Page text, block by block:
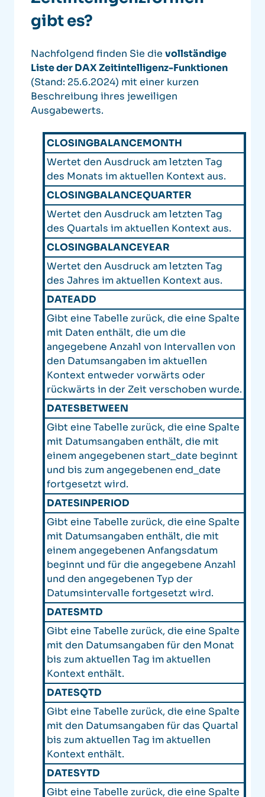
gibt es?
Nachfolgend finden Sie die vollständige
Liste der DAX Zeitintelligenz-Funktionen
(Stand: 25.6.2024) mit einer kurzen
Beschreibung ihres jeweiligen
Ausgabewerts.
CLOSINGBALANCEMONTH
Wertet den Ausdruck am letzten Tag
des Monats im aktuellen Kontext aus.
CLOSINGBALANCEQUARTER
Wertet den Ausdruck am letzten Tag
des Quartals im aktuellen Kontext aus.
CLOSINGBALANCEYEAR
Wertet den Ausdruck am letzten Tag
des Jahres im aktuellen Kontext aus.
DATEADD
Gibt eine Tabelle zurück, die eine Spalte
mit Daten enthält, die um die
angegebene Anzahl von Intervallen von
den Datumsangaben im aktuellen
Kontext entweder vorwärts oder
rückwärts in der Zeit verschoben wurde.
DATESBETWEEN
Gibt eine Tabelle zurück, die eine Spalte
mit Datumsangaben enthält, die mit
einem angegebenen start_date beginnt
und bis zum angegebenen end_date
fortgesetzt wird.
DATESINPERIOD
Gibt eine Tabelle zurück, die eine Spalte
mit Datumsangaben enthält, die mit
einem angegebenen Anfangsdatum
beginnt und für die angegebene Anzahl
und den angegebenen Typ der
Datumsintervalle fortgesetzt wird.
DATESMTD
Gibt eine Tabelle zurück, die eine Spalte
mit den Datumsangaben für den Monat
bis zum aktuellen Tag im aktuellen
Kontext enthält.
DATESQTD
Gibt eine Tabelle zurück, die eine Spalte
mit den Datumsangaben für das Quartal
bis zum aktuellen Tag im aktuellen
Kontext enthält.
DATESYTD
Gibt eine Tabelle zurück, die eine Spalte